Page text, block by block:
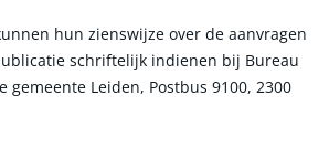
hun zienswijze over de aanvragen
schriftelijk indienen bij Bureau
gemeente Leiden, Postbus 9100, 2300